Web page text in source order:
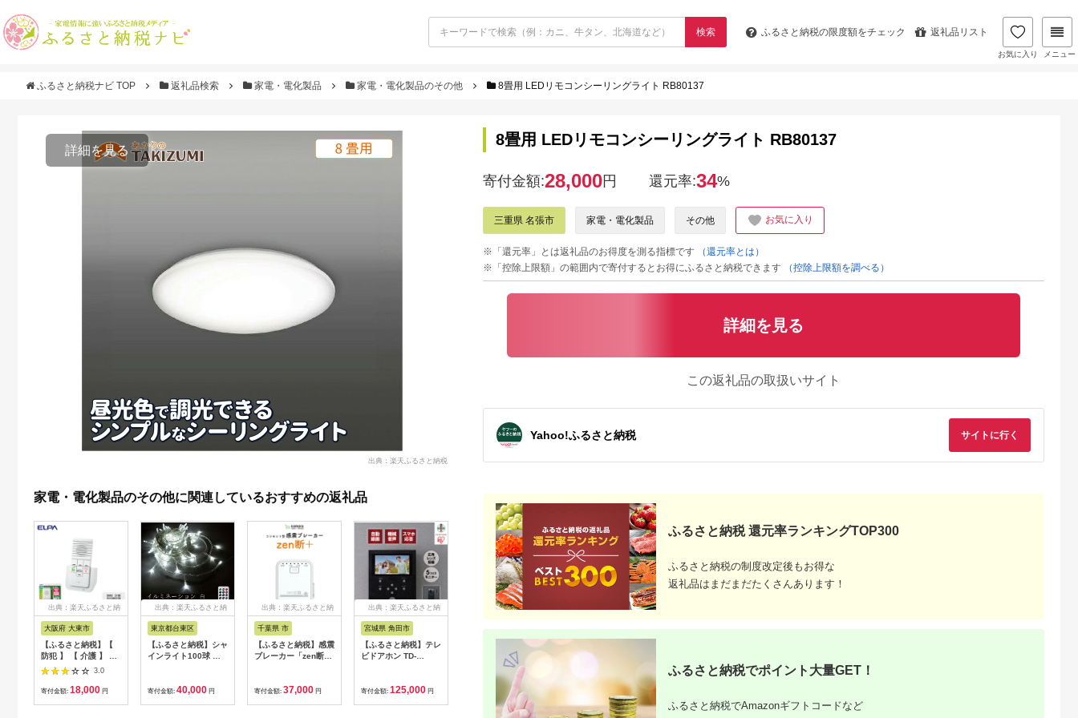
検索 ふるさと納税の限度額をチェック 返礼品リスト
お気に入り メニュー
ふるさと納税ナビ TOP 返礼品検索 家電・電化製品 家電・電化製品のその他 8畳用 LEDリモコンシーリングライト RB80137
詳細を見る
出典：楽天ふるさと納税
家電・電化製品のその他に関連しているおすすめの返礼品
出典：楽天ふるさと納
大阪府 大東市
【ふるさと納税】【
防犯 】 【 介護 】 双
方向通話可能 ワイヤ
増設用子機 ）_WIP-
3.0
寄付金額: 18,000 円
出典：楽天ふるさと納
東京都台東区
【ふるさと納税】シャ
インライト100球 ア
LED イルミネーショ
寄付金額: 40,000 円
出典：楽天ふるさと納
千葉県 市
【ふるさと納税】感震
ブレーカー「zen断
用品 工事不要 簡単設
寄付金額: 37,000 円
出典：楽天ふるさと納
宮城県 角田市
【ふるさと納税】テレ
ビドアホン TD-
インターホン アイリ
寄付金額: 125,000 円
出典：楽天ふるさと納
税
群馬県 沼田市
【ふるさと納税】MC-
500 屋内用捕虫器
（粘着紙式クローズド
型）株式会社石崎電機
160,000
出典：楽天ふるさと納
税
千葉県 市
ブレーカー「coco
防災 防災グッズ 防災
用品 工事不要 簡単設
置 三和商事 千葉県 市
川市
45,000
税
群馬県 沼田市
（粘着紙式オープン
型）株式会社石崎電機
税
群馬県 沼田市
（ファン式）株式会社
石崎電機製作所
8畳用 LEDリモコンシーリングライト RB80137
寄付金額:28,000円 還元率:34%
三重県 名張市 家電・電化製品 その他 お気に入り
※「還元率」とは返礼品のお得度を測る指標です
（還元率とは）
※「控除上限額」の範囲内で寄付するとお得にふるさと納税できます
（控除上限額を調べる）
詳細を見る
この返礼品の取扱いサイト
Yahoo!ふるさと納税 サイトに行く
ふるさと納税 還元率ランキングTOP300
ふるさと納税の制度改定後もお得な
返礼品はまだまだたくさんあります！
ふるさと納税でポイント大量GET！
ふるさと納税でAmazonギフトコードなど